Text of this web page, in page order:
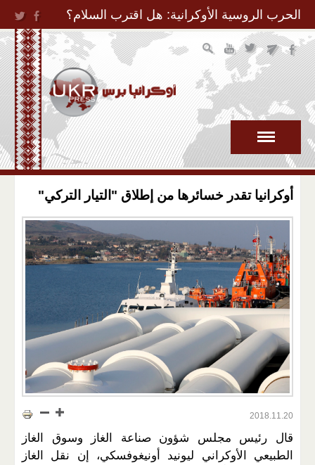
Jump to Navigation
الحرب الروسية الأوكرانية: هل اقترب السلام؟
أوكرانيا تقدر خسائرها من إطلاق "التيار التركي"
2018.11.20
قال رئيس مجلس شؤون صناعة الغاز وسوق الغاز
الطبيعي الأوكراني ليونيد أونيغوفسكي، إن نقل الغاز